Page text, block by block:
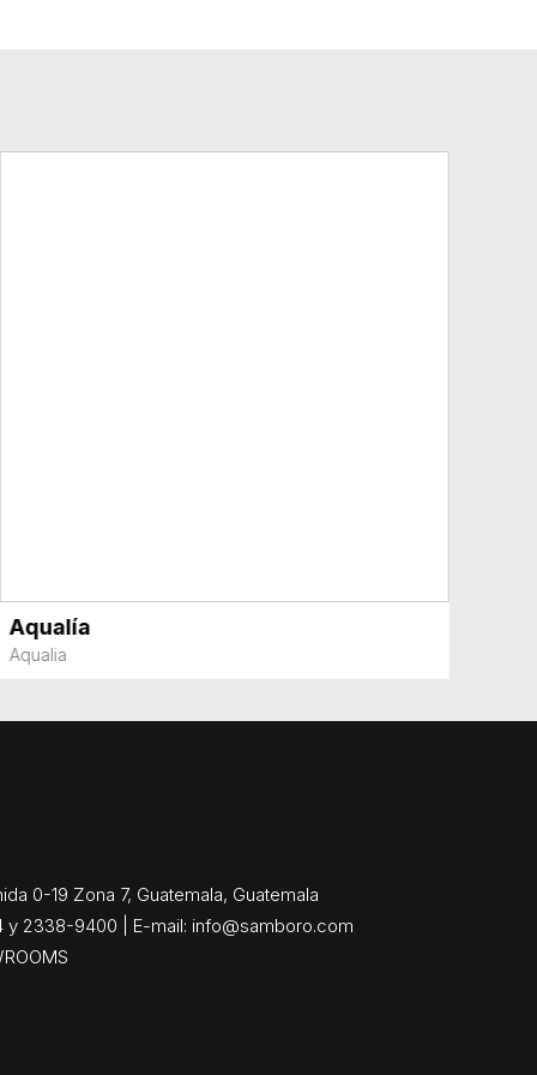
Aqualía
Aqualia
0-19 Zona 7, Guatemala, Guatemala
y 2338-9400 | E-mail: info@samboro.com